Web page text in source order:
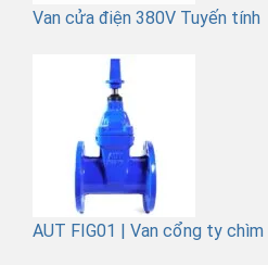
Van cửa điện 380V Tuyến tính
AUT FIG01 | Van cổng ty chìm